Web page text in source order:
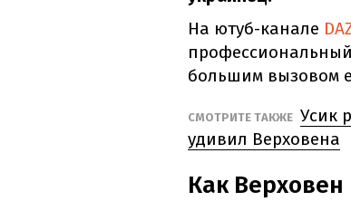
На ютуб-канале
большим вызовом
СМОТРИТЕ ТАКЖЕ Усик
удивил Верховена
Как Верховен